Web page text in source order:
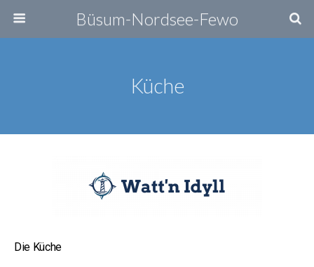
Büsum-Nordsee-Fewo
Küche
Die Küche